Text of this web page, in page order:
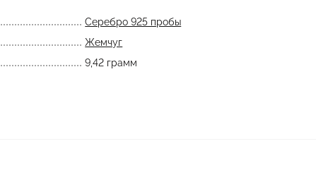
Серебро 925 пробы
Жемчуг
9,42 грамм